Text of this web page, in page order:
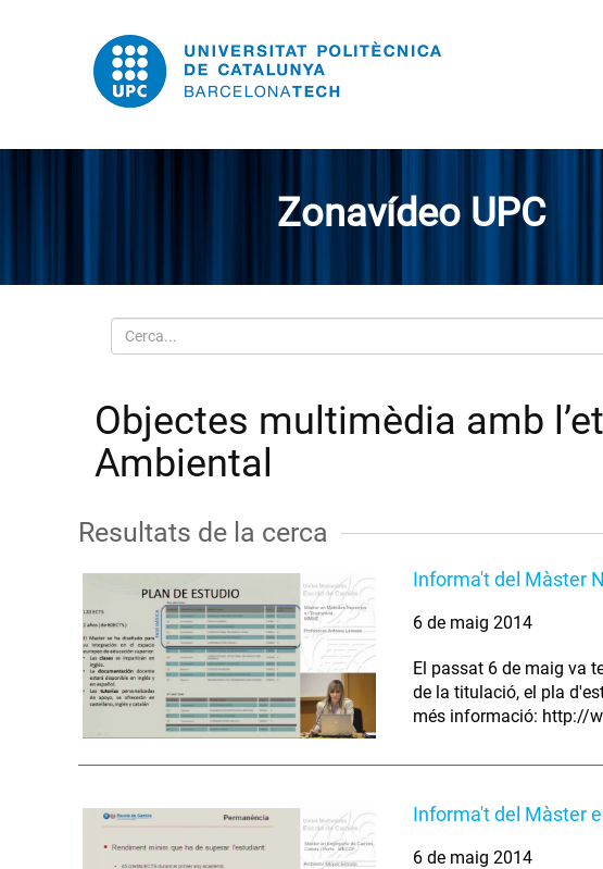
Zonavídeo UPC
Cerca
Objectes multimèdia amb
Ambiental
Resultats de la cerca
Informa't del Màster
6 de maig 2014
El passat 6 de maig va
de la titulació, el pla
més informació: http://
Informa't del Màster
6 de maig 2014